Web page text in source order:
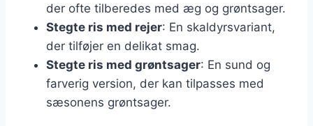
der ofte tilberedes med æg og grøntsager.
Stegte ris med rejer: En skaldyrsvariant,
der tilføjer en delikat smag.
Stegte ris med grøntsager: En sund og
farverig version, der kan tilpasses med
sæsonens grøntsager.